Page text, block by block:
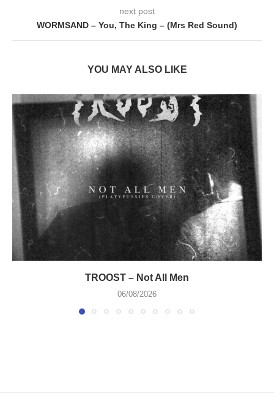
next post
WORMSAND – You, The King – (Mrs Red Sound)
YOU MAY ALSO LIKE
TROOST – Not All Men
06/08/2026